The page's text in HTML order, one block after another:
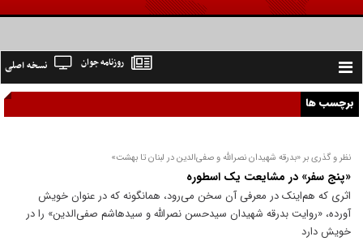
Toggle
navigation
نسخه اصلی روزنامه جوان
برچسب ها
نظر و گذری بر «بدرقه شهیدان نصرالله و صفی‌الدین در لبنان تا بهشت»
«پنج سفر» در مشایعت یک اسطوره
اثری که هم‌اینک در معرفی آن سخن می‌رود، همانگونه که در عنوان خویش
آورده، «روایت بدرقه شهیدان سیدحسن نصرالله و سیدهاشم صفی‌الدین» را در
خویش دارد